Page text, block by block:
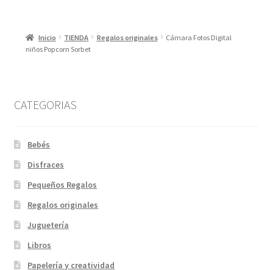
Inicio TIENDA Regalos originales
Cámara Fotos Digital
niños Popcorn Sorbet
CATEGORIAS
Bebés
Disfraces
Pequeños Regalos
Regalos originales
Juguetería
Libros
Papelería y creatividad